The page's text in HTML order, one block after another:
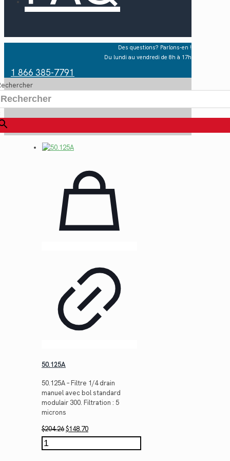
Des questions? Parlons-en !
Du lundi au vendredi de 8h à 17h
1 866 385-7791
50.125A
50.125A – Filtre 1/4 drain
manuel avec bol standard
modulair 300. Filtration : 5
microns
$204.26Le
prix
initial
$148.70Le
prix
actuel
quantité
de